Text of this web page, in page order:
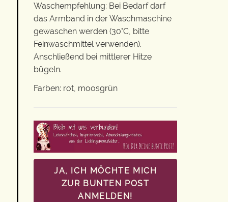
Waschempfehlung: Bei Bedarf darf
das Armband in der Waschmaschine
gewaschen werden (30°C, bitte
Feinwaschmittel verwenden).
Anschließend bei mittlerer Hitze
bügeln.
Farben: rot, moosgrün
JA, ICH MÖCHTE MICH
ZUR BUNTEN POST
ANMELDEN!